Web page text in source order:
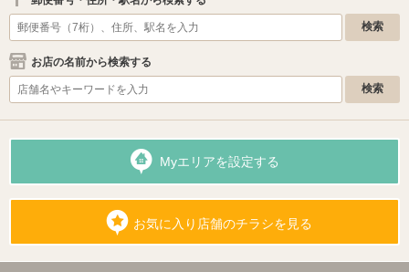
お店の名前から検索する
Myエリアを設定する
お気に入り店舗のチラシを見る